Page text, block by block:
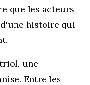
que les acteurs
histoire qui
une
Entre les